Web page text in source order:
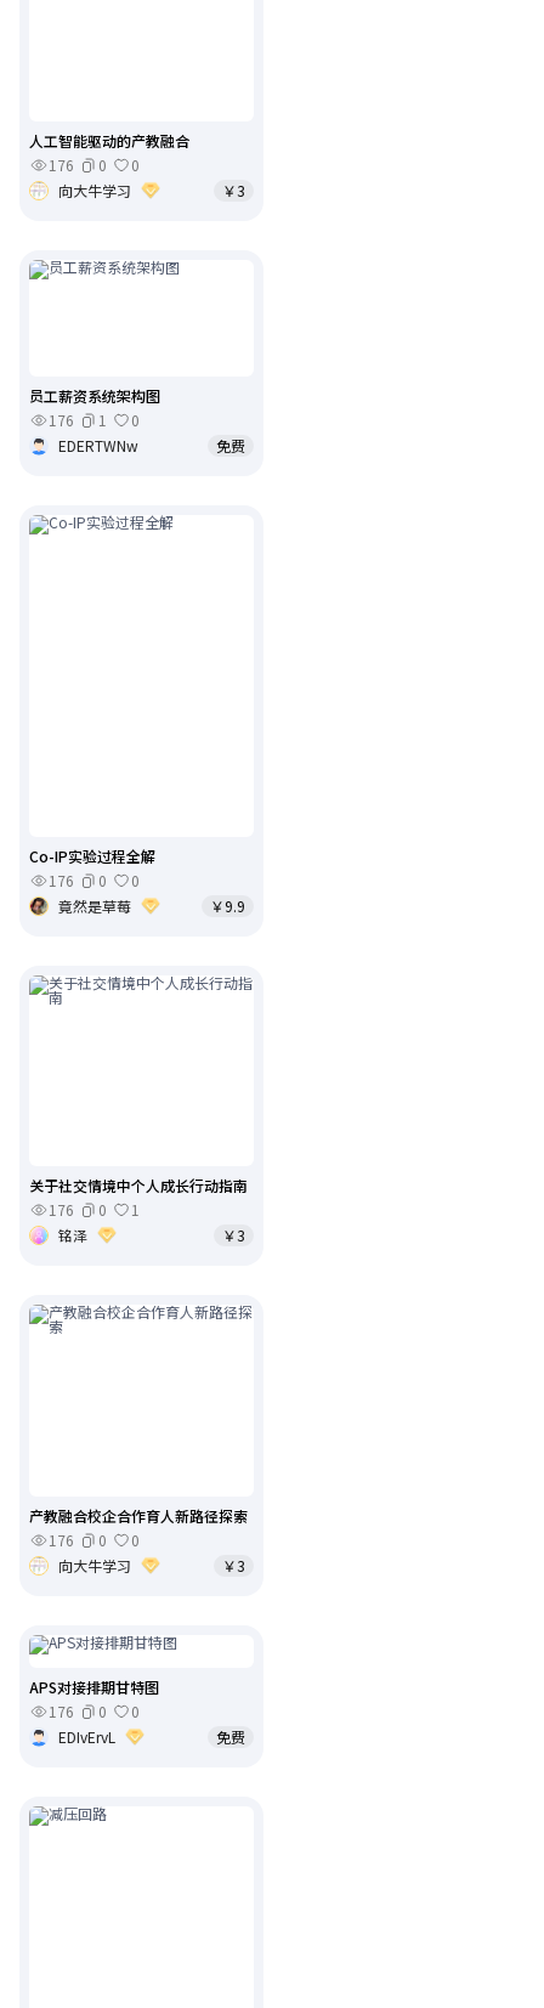
人工智能驱动的产教融合
176
0
0
向大牛学习
￥3
员工薪资系统架构图
176
1
0
EDERTWNw
免费
Co-IP实验过程全解
176
0
0
竟然是草莓
￥9.9
关于社交情境中个人成长行动指南
176
0
1
铭泽
￥3
产教融合校企合作育人新路径探索
176
0
0
向大牛学习
￥3
APS对接排期甘特图
176
0
0
EDIvErvL
免费